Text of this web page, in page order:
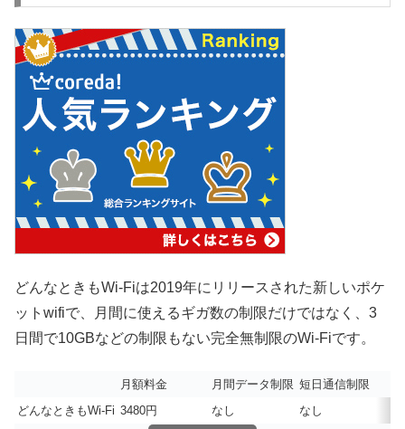
どんなときもWi-Fiは2019年にリリースされた新しいポケ
ットwifiで、月間に使えるギガ数の制限だけではなく、3
日間で10GBなどの制限もない完全無制限のWi-Fiです。
月額料金 月間データ制限 短日通信制限
どんなときもWi-Fi 3480円 なし
なし